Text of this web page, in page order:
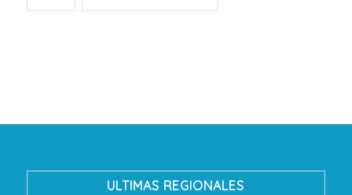
ULTIMAS REGIONALES